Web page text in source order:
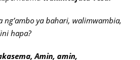
ng’ambo ya bahari, walimwambia,
hapa?
Amin, amin,